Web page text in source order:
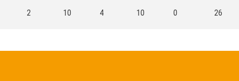
2 10 4 10 0 26